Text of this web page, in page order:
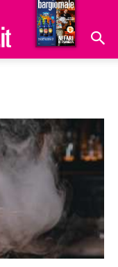
Hoteldomani